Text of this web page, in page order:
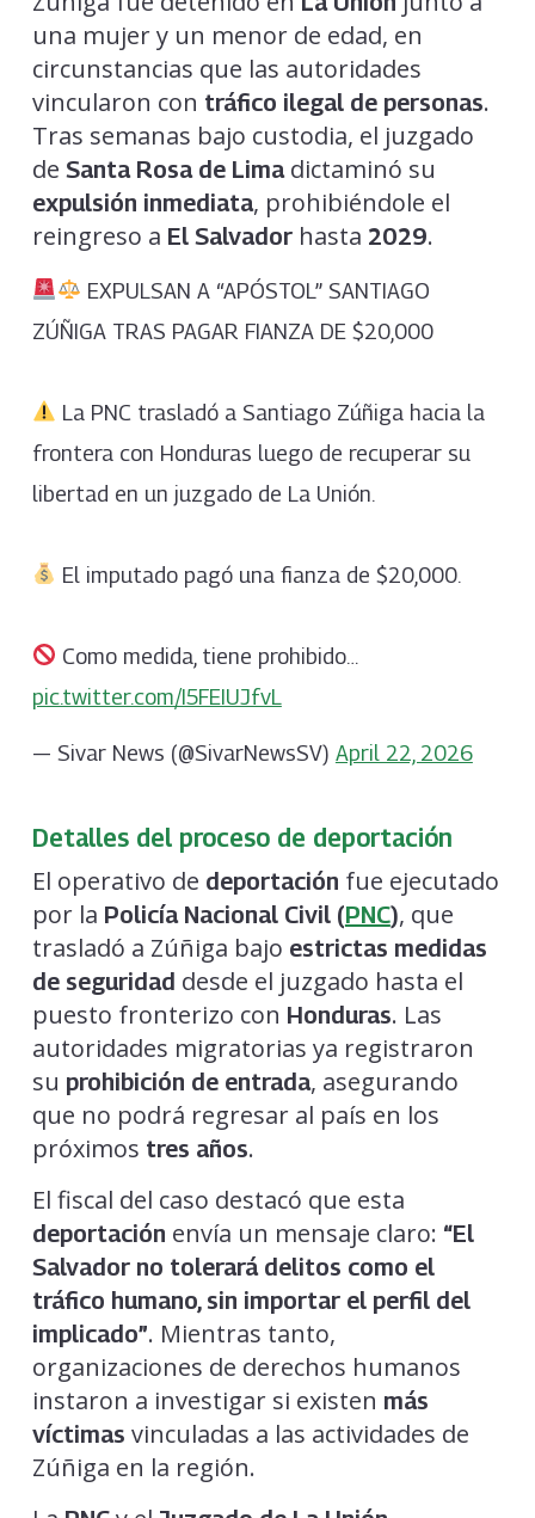
una mujer y un menor de edad, en
circunstancias que las autoridades
vincularon con tráfico ilegal de personas.
Tras semanas bajo custodia, el juzgado
de Santa Rosa de Limadictaminó su
expulsión inmediata, prohibiéndole el
reingreso a El Salvadorhasta 2029.
EXPULSAN A “APÓSTOL” SANTIAGO
ZÚÑIGA TRAS PAGAR FIANZA DE $20,000
La PNC trasladó a Santiago Zúñiga hacia la
frontera con Honduras luego de recuperar su
libertad en un juzgado de La Unión.
El imputado pagó una fianza de $20,000.
Como medida, tiene prohibido…
pic.twitter.com/I5FEIUJfvL
— Sivar News (@SivarNewsSV) April 22, 2026
Detalles del proceso de deportación
El operativo de deportación fue ejecutado
por la Policía Nacional Civil (PNC), que
trasladó a Zúñiga bajo estrictas medidas
de seguridad desde el juzgado hasta el
puesto fronterizo con Honduras. Las
autoridades migratorias ya registraron
su prohibición de entrada, asegurando
que no podrá regresar al país en los
próximos tres años.
El fiscal del caso destacó que esta
deportación envía un mensaje claro: “El
Salvador no tolerará delitos como el
tráfico humano, sin importar el perfil del
implicado”. Mientras tanto,
organizaciones de derechos humanos
instaron a investigar si existen más
víctimas vinculadas a las actividades de
Zúñiga en la región.